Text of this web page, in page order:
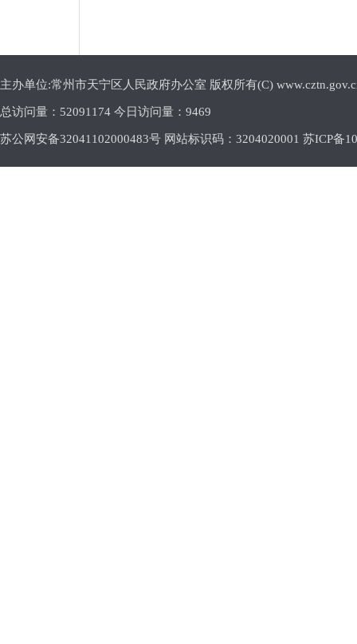
主办单位:常州市天宁区人民政府办公室 版权所有(C)
总访问量： 52091174 今日访问量： 9469
苏公网安备32041102000483号 网站标识码：3204020001 苏ICP备